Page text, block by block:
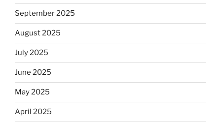
September 2025
August 2025
July 2025
June 2025
May 2025
April 2025